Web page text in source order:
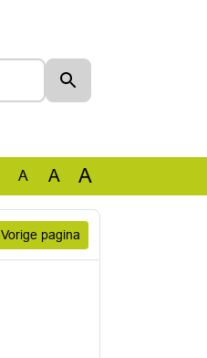
A A A
Vorige pagina